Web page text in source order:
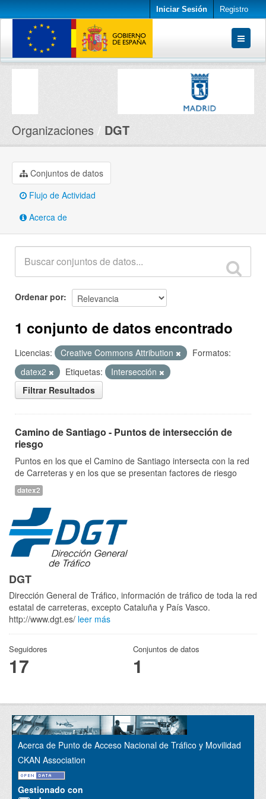
Iniciar Sesión Registro
Conjuntos de datos
Organizaciones DGT
Conjuntos de datos
Flujo de Actividad
Acerca de
Ordenar por
1 conjunto de datos encontrado
Licencias: Creative Commons Attribution
Formatos:
datex2
Etiquetas:
Intersección
Filtrar Resultados
Camino de Santiago - Puntos de intersección de
riesgo
Puntos en los que el Camino de Santiago intersecta con la red
de Carreteras y en los que se presentan factores de riesgo
datex2
DGT
Dirección General de Tráfico, información de tráfico de toda la red
estatal de carreteras, excepto Cataluña y País Vasco.
http://www.dgt.es/ leer más
Seguidores
17
Conjuntos de datos
1
Acerca de Punto de Acceso Nacional de Tráfico y Movilidad
CKAN Association
Gestionado con